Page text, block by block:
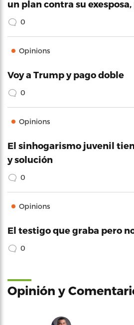
un plan contra su
0
Opinions
Voy a Trump y pago doble
0
Opinions
El sinhogarismo juvenil
y solución
0
Opinions
El testigo que graba pero
0
Opinión y